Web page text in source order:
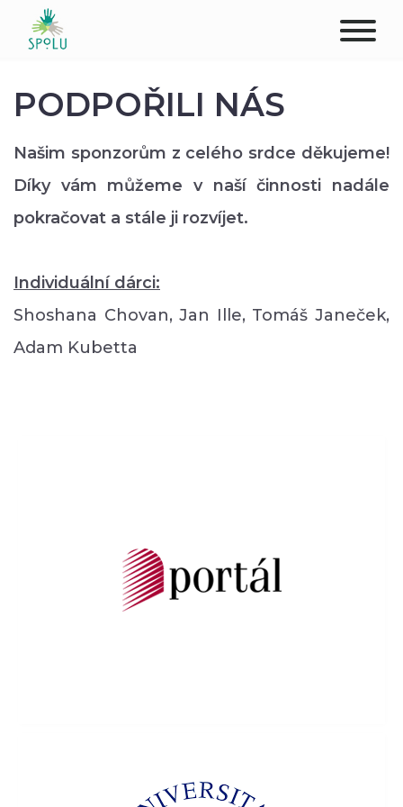
PODPOŘTE NÁS
PŮSOBIŠTĚ
PROFESIONÁLOVÉ
PODPOŘILI NÁS
Našim sponzorům z celého srdce děkujeme!
Díky vám můžeme v naší činnosti nadále
pokračovat a stále ji rozvíjet.
Individuální dárci:
Shoshana Chovan, Jan Ille, Tomáš Janeček,
Adam Kubetta